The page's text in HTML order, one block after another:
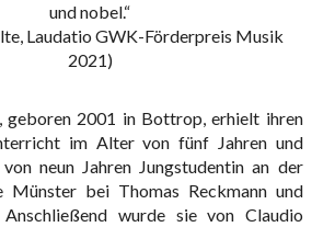
und nobel.“
Laudatio GWK-Förderpreis Musik
2021)
geboren 2001 in Bottrop, erhielt ihren
im Alter von fünf Jahren und
neun Jahren Jungstudentin an der
Münster bei Thomas Reckmann und
wurde sie von Claudio